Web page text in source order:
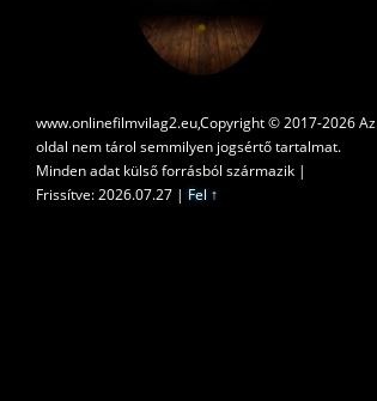
www.onlinefilmvilag2.eu,Copyright © 2017-2026 Az
oldal nem tárol semmilyen jogsértő tartalmat.
Minden adat külső forrásból származik |
Frissítve: 2026.07.27 | Fel ↑